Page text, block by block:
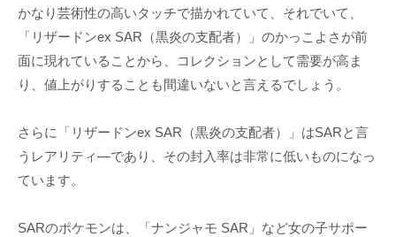
かなり芸術性の高いタッチで描かれていて、それでいて、
「リザードンex SAR（黒炎の支配者）」のかっこよさが前
面に現れていることから、コレクションとして需要が高ま
り、値上がりすることも間違いないと言えるでしょう。
さらに「リザードンex SAR（黒炎の支配者）」はSARと言
うレアリティ―であり、その封入率は非常に低いものになっ
ています。
SARのポケモンは、「ナンジャモ SAR」など女の子サポー